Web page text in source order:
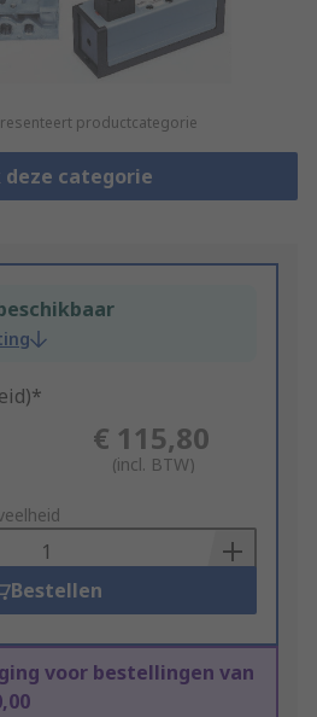
productcategorie
deze categorie
€ 115,80
(incl. BTW)
Bestellen
voor bestellingen van